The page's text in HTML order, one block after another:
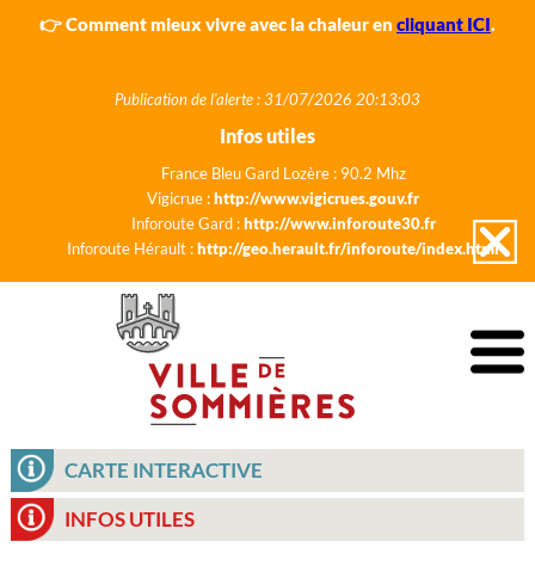
👉 Comment mieux vivre avec la chaleur en cliquant ICI.
Publication de l'alerte : 31/07/2026 20:13:03
Infos utiles
France Bleu Gard Lozère : 90.2 Mhz
Vigicrue :http://www.vigicrues.gouv.fr
Inforoute Gard :http://www.inforoute30.fr
Inforoute Hérault :http://geo.herault.fr/inforoute/index.html
CARTE INTERACTIVE
INFOS UTILES